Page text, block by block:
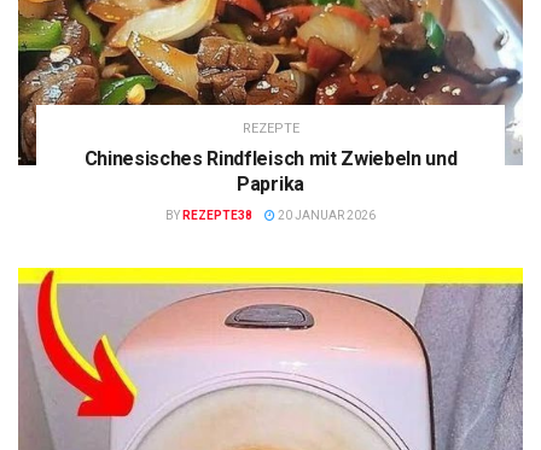
REZEPTE
Chinesisches Rindfleisch mit Zwiebeln und
Paprika
BY REZEPTE38 20 JANUAR 2026